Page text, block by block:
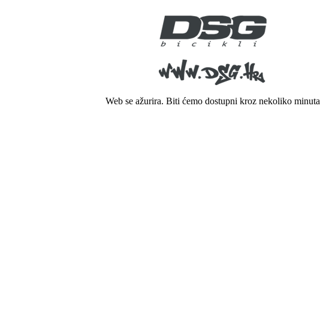
Web se ažurira. Biti ćemo dostupni kroz nekoliko minuta